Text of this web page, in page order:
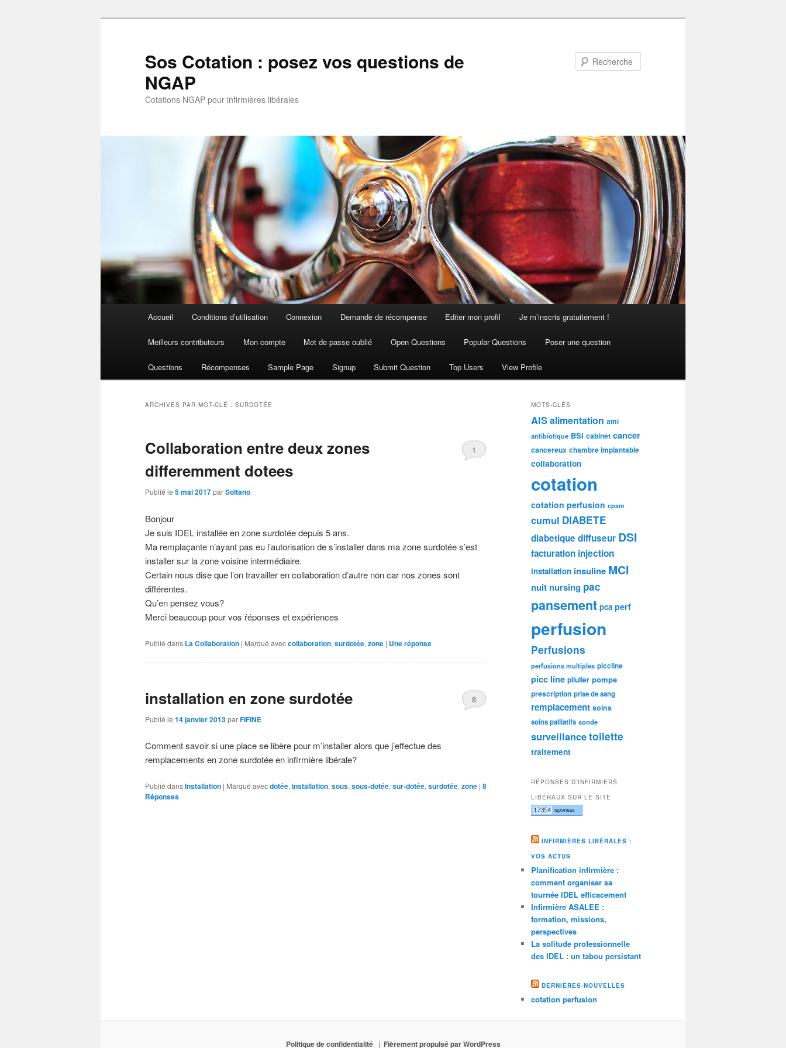
Sos Cotation : posez vos questions de
NGAP
Cotations NGAP pour infirmières libérales
Accueil Conditions d’utilisation Connexion Demande de récompense Editer mon profil Je m’inscris gratuitement !
Meilleurs contributeurs Mon compte Mot de passe oublié Open Questions Popular Questions Poser une question
Questions Récompenses Sample Page Signup Submit Question Top Users View Profile
ARCHIVES PAR MOT-CLÉ : SURDOTÉE
Collaboration entre deux zones
differemment dotees
Publié le 5 mai 2017parSoltano
1
Bonjour
Je suis IDEL installée en zone surdotée depuis 5 ans.
Ma remplaçante n’ayant pas eu l’autorisation de s’installer dans ma zone surdotée s’est
installer sur la zone voisine intermédiaire.
Certain nous dise que l’on travailler en collaboration d’autre non car nos zones sont
différentes.
Qu’en pensez vous?
Merci beaucoup pour vos ŕéponses et expériences
Publié dans La Collaboration | Marqué aveccollaboration, surdotée, zone | Uneréponse
installation en zone surdotée
Publié le 14 janvier 2013parFIFINE
8
Comment savoir si une place se libère pour m’installer alors que j’effectue des
remplacements en zone surdotée en infirmière libérale?
Publié dansInstallation | Marqué avecdotée, installation, sous, sous-dotée, sur-dotée, surdotée, zone | 8
Réponses
MOTS-CLÉS
AISalimentation ami
antibiotique BSI cabinet cancer
cancereux chambre implantable
collaboration
cotation
cotation perfusion cpam
cumul DIABETE
diabetique diffuseur DSI
facturation injection
installation insuline MCI
nuit nursing pac
pansement pca perf
perfusion
Perfusions
perfusions multiples piccline
picc line pilulier pompe
prescription prise de sang
remplacement soins
soins palliatifs sonde
surveillancetoilette
traitement
RÉPONSES D’INFIRMIERS
LIBÉRAUX SUR LE SITE
INFIRMIÈRES LIBÉRALES :
VOS ACTUS
Planification infirmière :
comment organiser sa
tournée IDEL efficacement
Infirmière ASALEE :
formation, missions,
perspectives
La solitude professionnelle
des IDEL : un tabou persistant
DERNIÈRES NOUVELLES
cotation perfusion
Politique de confidentialité Fièrement propulsé par WordPress